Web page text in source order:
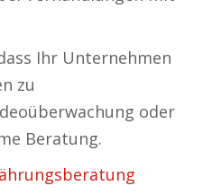
Ihr Unternehmen
zu
oder
Beratung.